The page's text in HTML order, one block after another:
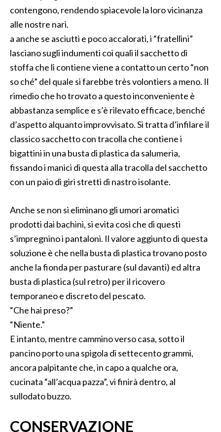
contengono, rendendo spiacevole la loro vicinanza
alle nostre nari.
a anche se asciutti e poco accalorati, i “fratellini”
lasciano sugli indumenti coi quali il sacchetto di
stoffa che li contiene viene a contatto un certo “non
so ché” del quale si farebbe très volontiers a meno. Il
rimedio che ho trovato a questo inconveniente è
abbastanza semplice e s’è rilevato efficace, benché
d’aspetto alquanto improvvisato. Si tratta d’infilare il
classico sacchetto con tracolla che contiene i
bigattini in una busta di plastica da salumeria,
fissando i manici di questa alla tracolla del sacchetto
con un paio di giri stretti di nastro isolante.
Anche se non si eliminano gli umori aromatici
prodotti dai bachini, si evita così che di questi
s’impregnino i pantaloni. Il valore aggiunto di questa
soluzione è che nella busta di plastica trovano posto
anche la fionda per pasturare (sul davanti) ed altra
busta di plastica (sul retro) per il ricovero
temporaneo e discreto del pescato.
“Che hai preso?”
“Niente.”
E intanto, mentre cammino verso casa, sotto il
pancino porto una spigola di settecento grammi,
ancora palpitante che, in capo a qualche ora,
cucinata “all’acqua pazza”, vi finirà dentro, al
sullodato buzzo.
CONSERVAZIONE